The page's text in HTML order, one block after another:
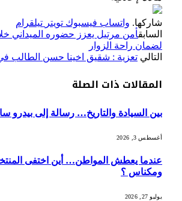
شاركها. واتساب فيسبوك تويتر تيلقرام
السابقأمن مرتيل يعزز حضوره الميداني
لضمان راحة الزوار
التالي تعزية : شقيق اخينا حسن الطالب
المقالات ذات الصلة
بين السيادة والتاريخ… رسالة إلى بيدرو
أغسطس 3, 2026
عندما يعطش المواطن… أين اختفى
ومكناس ؟
يوليو 27, 2026